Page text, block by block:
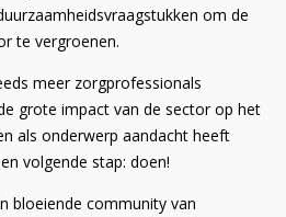
om de
te vergroenen.
meer zorgprofessionals
grote impact van de sector op het
als onderwerp aandacht heeft
volgende stap: doen!
bloeiende community van